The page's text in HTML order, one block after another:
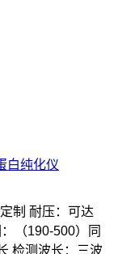
白纯化仪
制 耐压：可达
（190-500）同
检测波长：三波